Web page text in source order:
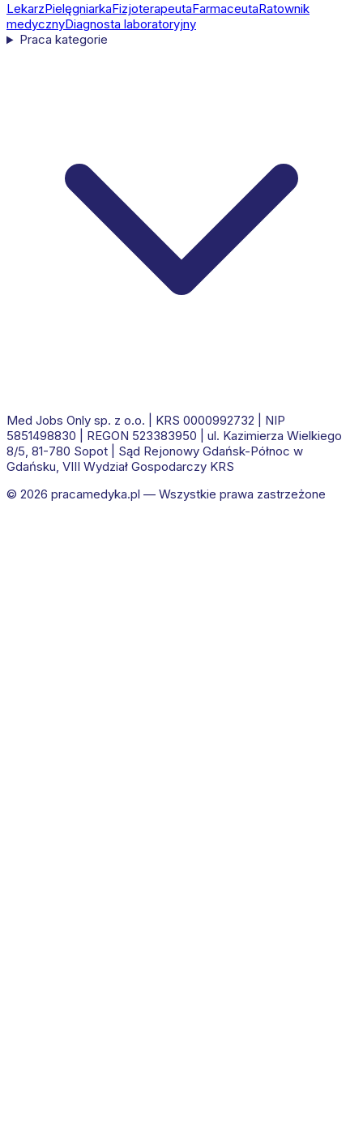
LekarzPielęgniarkaFizjoterapeutaFarmaceutaRatownik
medycznyDiagnosta laboratoryjny
Praca kategorie
Med Jobs Only sp. z o.o. | KRS 0000992732 | NIP
5851498830 | REGON 523383950
ul. Kazimierza Wielkiego
8/5, 81-780 Sopot
Sąd Rejonowy Gdańsk-Północ w
Gdańsku, VIII Wydział Gospodarczy KRS
© 2026 pracamedyka.pl — Wszystkie prawa zastrzeżone